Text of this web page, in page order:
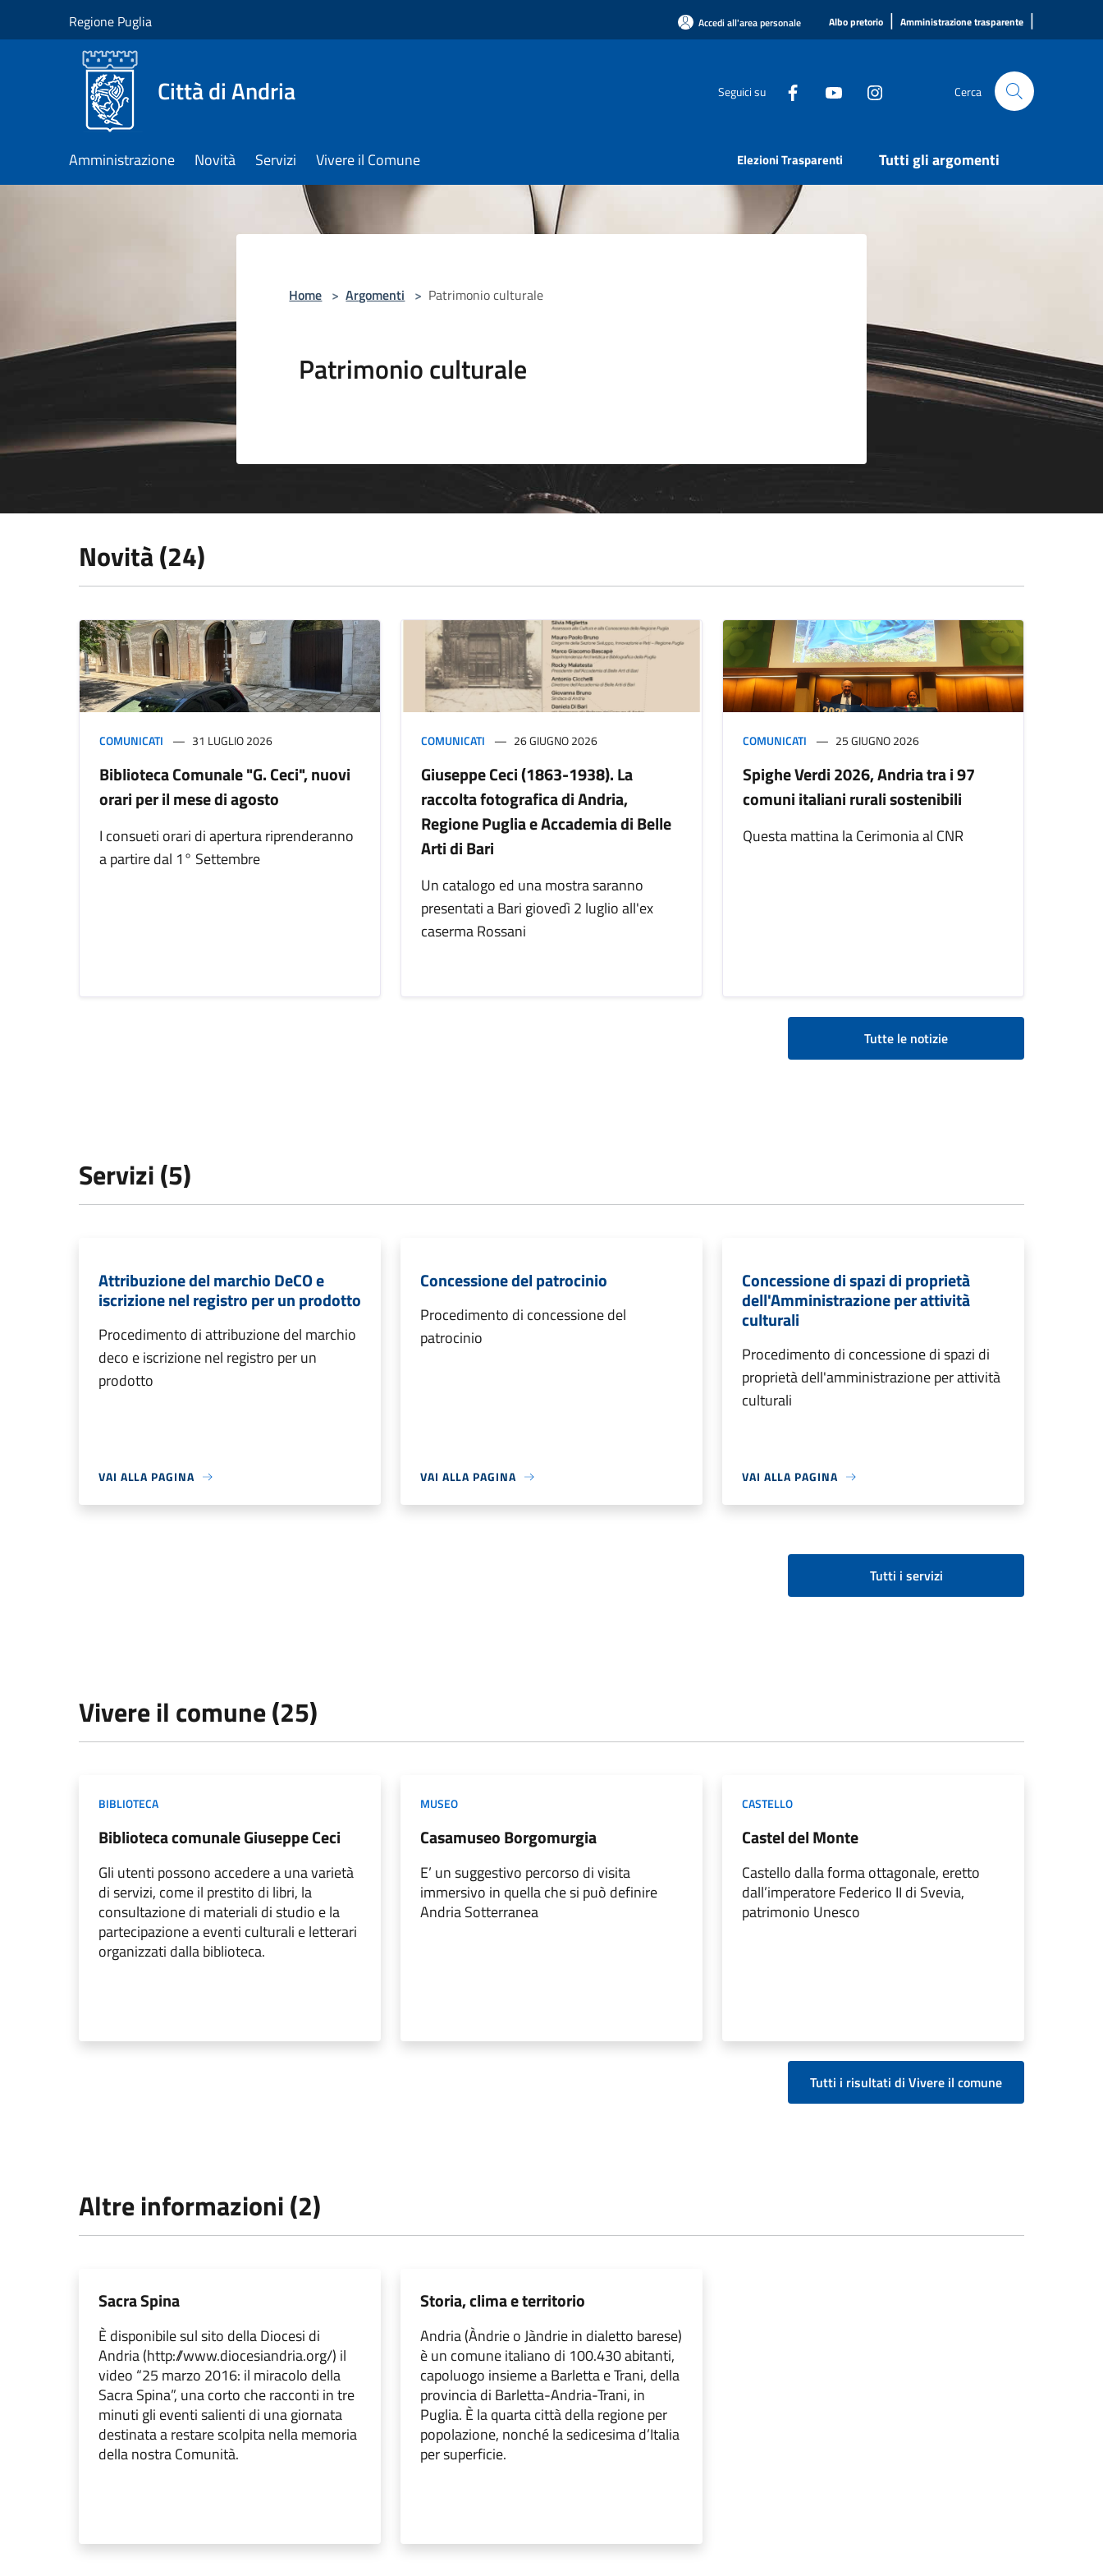
Regione Puglia Accedi all'area personale Albo pretorio | Amministrazione trasparente |
Città di Andria Seguici su Cerca
Amministrazione Novità Servizi Vivere il Comune Elezioni Trasparenti Tutti gli argomenti
Home > Argomenti > Patrimonio culturale
Patrimonio culturale
Novità (24)
COMUNICATI 31 LUGLIO 2026
Biblioteca Comunale "G. Ceci", nuovi
orari per il mese di agosto
I consueti orari di apertura riprenderanno
a partire dal 1° Settembre
COMUNICATI 26 GIUGNO 2026
Giuseppe Ceci (1863-1938). La
raccolta fotografica di Andria,
Regione Puglia e Accademia di Belle
Arti di Bari
Un catalogo ed una mostra saranno
presentati a Bari giovedì 2 luglio all'ex
caserma Rossani
COMUNICATI 25 GIUGNO 2026
Spighe Verdi 2026, Andria tra i 97
comuni italiani rurali sostenibili
Questa mattina la Cerimonia al CNR
Tutte le notizie
Servizi (5)
Attribuzione del marchio DeCO e
iscrizione nel registro per un prodotto
Procedimento di attribuzione del marchio
deco e iscrizione nel registro per un
prodotto
VAI ALLA PAGINA
Concessione del patrocinio
Procedimento di concessione del
patrocinio
VAI ALLA PAGINA
Concessione di spazi di proprietà
dell'Amministrazione per attività
culturali
Procedimento di concessione di spazi di
proprietà dell'amministrazione per attività
culturali
VAI ALLA PAGINA
Tutti i servizi
Vivere il comune (25)
BIBLIOTECA
Biblioteca comunale Giuseppe Ceci
Gli utenti possono accedere a una varietà
di servizi, come il prestito di libri, la
consultazione di materiali di studio e la
partecipazione a eventi culturali e letterari
organizzati dalla biblioteca.
MUSEO
Casamuseo Borgomurgia
E’ un suggestivo percorso di visita
immersivo in quella che si può definire
Andria Sotterranea
CASTELLO
Castel del Monte
Castello dalla forma ottagonale, eretto
dall’imperatore Federico II di Svevia,
patrimonio Unesco
Tutti i risultati di Vivere il comune
Altre informazioni (2)
Sacra Spina
È disponibile sul sito della Diocesi di
Andria (http://www.diocesiandria.org/) il
video “25 marzo 2016: il miracolo della
Sacra Spina”, una corto che racconti in tre
minuti gli eventi salienti di una giornata
destinata a restare scolpita nella memoria
della nostra Comunità.
Storia, clima e territorio
Andria (Àndrie o Jàndrie in dialetto barese)
è un comune italiano di 100.430 abitanti,
capoluogo insieme a Barletta e Trani, della
provincia di Barletta-Andria-Trani, in
Puglia. È la quarta città della regione per
popolazione, nonché la sedicesima d’Italia
per superficie.